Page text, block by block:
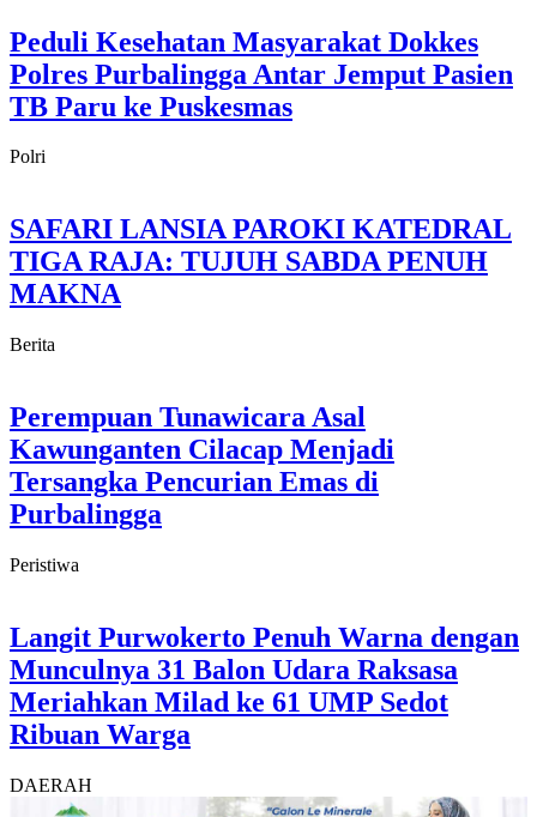
Peduli Kesehatan Masyarakat Dokkes
Polres Purbalingga Antar Jemput Pasien
TB Paru ke Puskesmas
Polri
SAFARI LANSIA PAROKI KATEDRAL
TIGA RAJA: TUJUH SABDA PENUH
MAKNA
Berita
Perempuan Tunawicara Asal
Kawunganten Cilacap Menjadi
Tersangka Pencurian Emas di
Purbalingga
Peristiwa
Langit Purwokerto Penuh Warna dengan
Munculnya 31 Balon Udara Raksasa
Meriahkan Milad ke 61 UMP Sedot
Ribuan Warga
DAERAH